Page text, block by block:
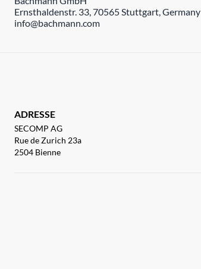
Ernsthaldenstr. 33, 70565 Stuttgart, Germany
info@bachmann.com
ADRESSE
SECOMP AG
Rue de Zurich 23a
2504 Bienne